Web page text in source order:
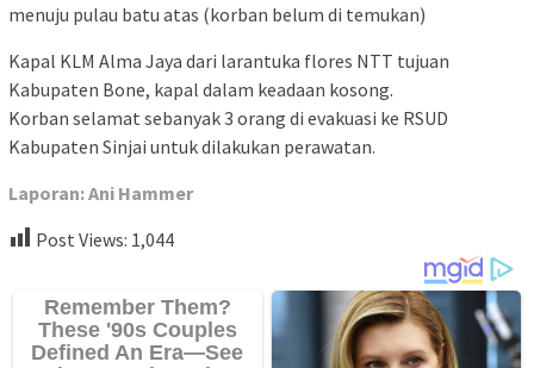
menuju pulau batu atas (korban belum di temukan)
Kapal KLM Alma Jaya dari larantuka flores NTT tujuan
Kabupaten Bone, kapal dalam keadaan kosong.
Korban selamat sebanyak 3 orang di evakuasi ke RSUD
Kabupaten Sinjai untuk dilakukan perawatan.
Laporan: Ani Hammer
Post Views: 1,044